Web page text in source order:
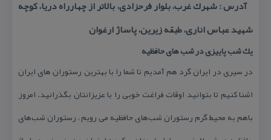
آدرس : شهرك غرب، بلوار فرحزادی، بالاتر از چهارراه دریا، كوچه
شهید عباس اناری، طبقه زیرین، پاساژ ارغوان
یك شب پاییزی در شب های حافظیه
در سیری در ایران گرد هم آمدیم تا شما را با بهترین رستوران های ایران
اشنا كنیم تا بتوانید اوقات فراغت خوبی را با عزیزانتان بگذرانید. امروز
باهم به محیط گرم رستوران شب‌های حافظیه می رویم ، رستوران شب‌های